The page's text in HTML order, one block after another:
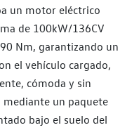
un motor eléctrico
de 100kW/136CV
Nm, garantizando un
el vehículo cargado,
cómoda y sin
un paquete
bajo el suelo del